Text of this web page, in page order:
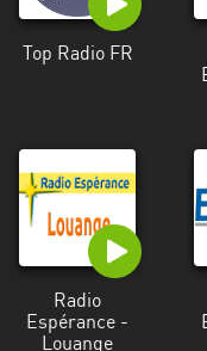
Top Radio FR
Radio
Espérance -
Louange